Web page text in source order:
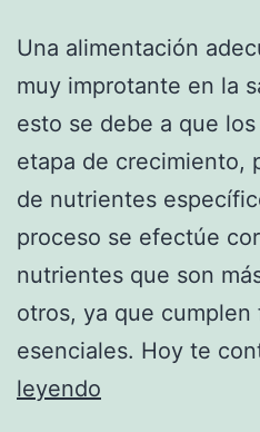
Una alimentación
muy improtante en la
esto se debe a que
etapa de crecimiento,
de nutrientes
proceso se efectúe
nutrientes que son
otros, ya que cumplen
esenciales. Hoy te
leyendo